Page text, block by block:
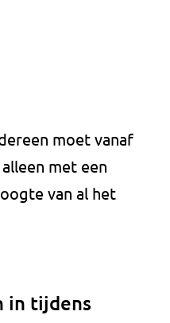
moet vanaf
met een
van al het
in tijdens